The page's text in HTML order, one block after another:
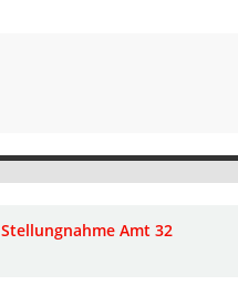
Stellungnahme Amt 32